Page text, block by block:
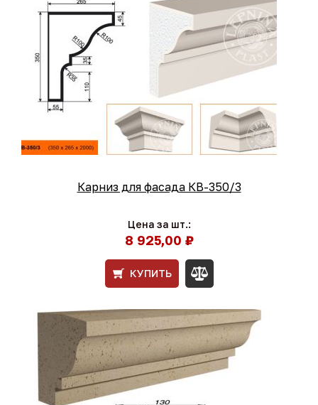
Карниз для фасада КВ-350/3
Цена за шт.:
8 925,00 ₽
КУПИТЬ